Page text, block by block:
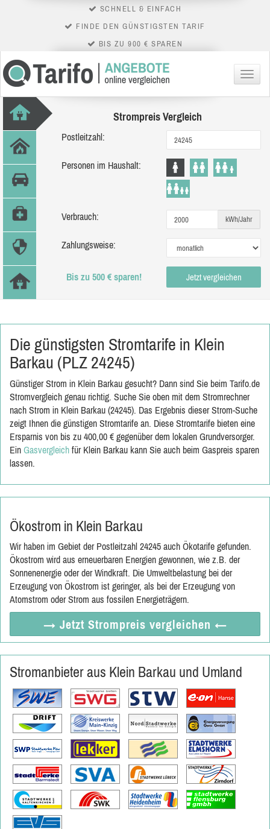
SCHNELL & EINFACH
FINDE DEN GÜNSTIGSTEN TARIF
BIS ZU 900 € SPAREN
Menü
Strompreis Vergleich
Postleitzahl:
Personen im Haushalt:
Verbrauch: kWh/Jahr
Zahlungsweise:
Bis zu 500 € sparen! Jetzt vergleichen
Die günstigsten Stromtarife in Klein
Barkau (PLZ 24245)
Günstiger Strom in Klein Barkau gesucht? Dann sind Sie beim Tarifo.de
Stromvergleich genau richtig. Suche Sie oben mit dem Stromrechner
nach Strom in Klein Barkau (24245). Das Ergebnis dieser Strom-Suche
zeigt Ihnen die günstigen Stromtarife an. Diese Stromtarife bieten eine
Ersparnis von bis zu 400,00 € gegenüber dem lokalen Grundversorger.
Ein Gasvergleich für Klein Barkau kann Sie auch beim Gaspreis sparen
lassen.
Ökostrom in Klein Barkau
Wir haben im Gebiet der Postleitzahl 24245 auch Ökotarife gefunden.
Ökostrom wird aus erneuerbaren Energien gewonnen, wie z.B. der
Sonnenenergie oder der Windkraft. Die Umweltbelastung bei der
Erzeugung von Ökostrom ist geringer, als bei der Erzeugung von
Atomstrom oder Strom aus fossilen Energieträgern.
→ Jetzt Strompreis vergleichen ←
Stromanbieter aus Klein Barkau und Umland